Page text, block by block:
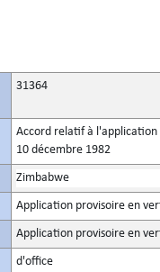
31364
Accord relatif à l'application
10 décembre 1982
Zimbabwe
Application provisoire en
Application provisoire en
d'office